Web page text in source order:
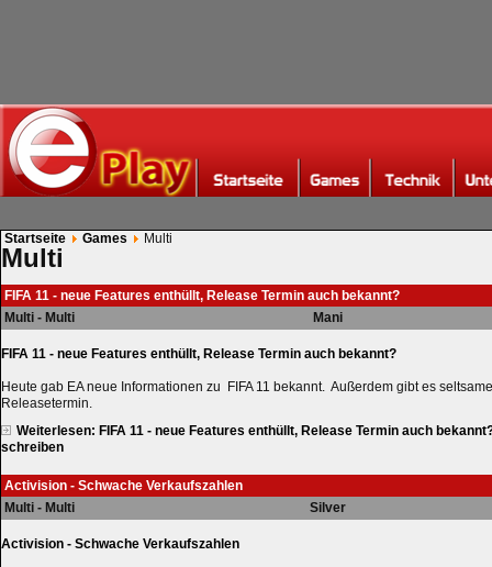
Startseite Games Multi
Multi
FIFA 11 - neue Features enthüllt, Release Termin auch bekannt?
Multi - Multi
Mani
FIFA 11 - neue Features enthüllt, Release Termin auch bekannt?
Heute gab EA neue Informationen zu FIFA 11 bekannt. Außerdem gibt es
Releasetermin.
Weiterlesen: FIFA 11 - neue Features enthüllt, Release Termin auch
schreiben
Activision - Schwache Verkaufszahlen
Multi - Multi
Silver
Activision - Schwache Verkaufszahlen